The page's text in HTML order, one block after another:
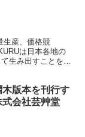
生産、価格競
は日本各地の
生み出すことを続
木版本を刊行す
会社芸艸堂